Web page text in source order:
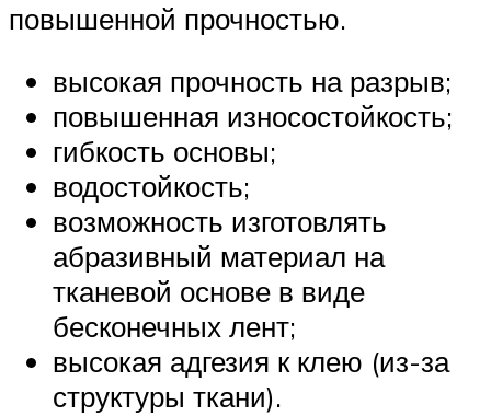
повышенной прочностью.
высокая прочность на разрыв;
повышенная износостойкость;
гибкость основы;
водостойкость;
возможность изготовлять
абразивный материал на
тканевой основе в виде
бесконечных лент;
высокая адгезия к клею (из-за
структуры ткани).